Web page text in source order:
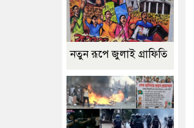
নতুন রূপে জুলাই গ্রাফিতি